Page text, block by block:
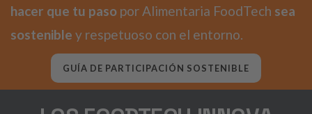
hacer que tu paso por Alimentaria FoodTech sea
sostenible y respetuoso con el entorno.
GUÍA DE PARTICIPACIÓN SOSTENIBLE